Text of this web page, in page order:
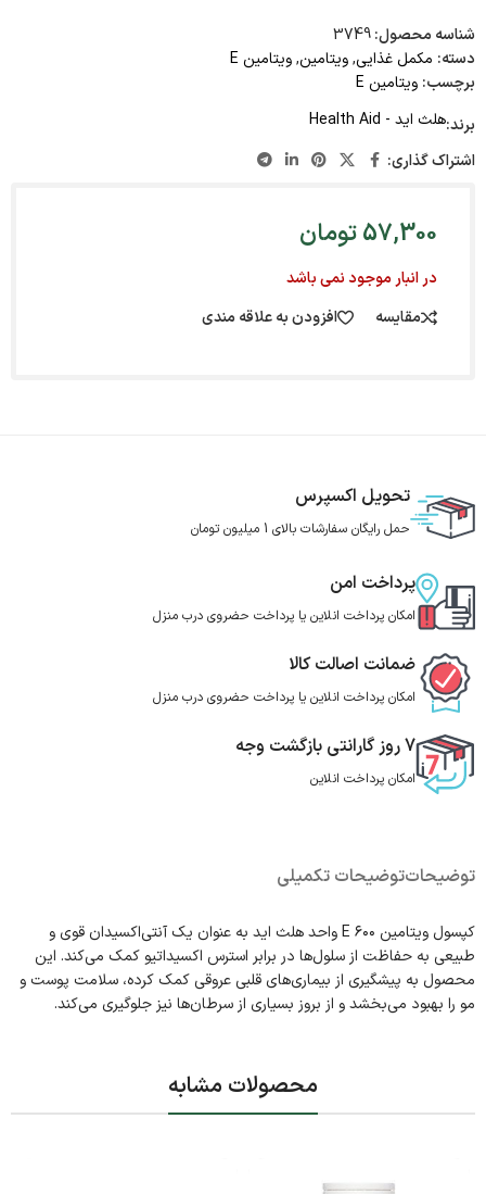
شناسه محصول:3749
دسته: مکمل غذایی,ویتامین,ویتامین E
برچسب: ویتامین E
برند:هلث اید - Health Aid
اشتراک گذاری:
57,300تومان
در انبار موجود نمی باشد
مقایسه
افزودن به علاقه مندی
تحویل اکسپرس
حمل رایگان سفارشات بالای 1 میلیون تومان
پرداخت امن
امکان پرداخت انلاین یا پرداخت حضروی درب منزل
ضمانت اصالت کالا
امکان پرداخت انلاین یا پرداخت حضروی درب منزل
7 روز گارانتی بازگشت وجه
امکان پرداخت انلاین
توضیحاتتوضیحات تکمیلی
کپسول ویتامین E ۶۰۰ واحد هلث اید به عنوان یک آنتی‌اکسیدان قوی و
طبیعی به حفاظت از سلول‌ها در برابر استرس اکسیداتیو کمک می‌کند. این
محصول به پیشگیری از بیماری‌های قلبی عروقی کمک کرده، سلامت پوست و
مو را بهبود می‌بخشد و از بروز بسیاری از سرطان‌ها نیز جلوگیری می‌کند.
محصولات مشابه